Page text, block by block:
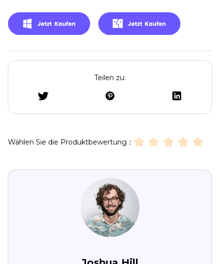
Teilen zu:
Wählen Sie die Produktbewertung：